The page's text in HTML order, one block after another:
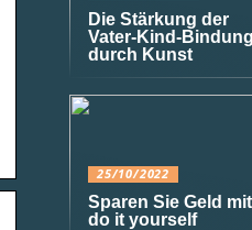
Die Stärkung der
Vater-Kind-Bindung
durch Kunst
25/10/2022
Sparen Sie Geld mit
do it yourself